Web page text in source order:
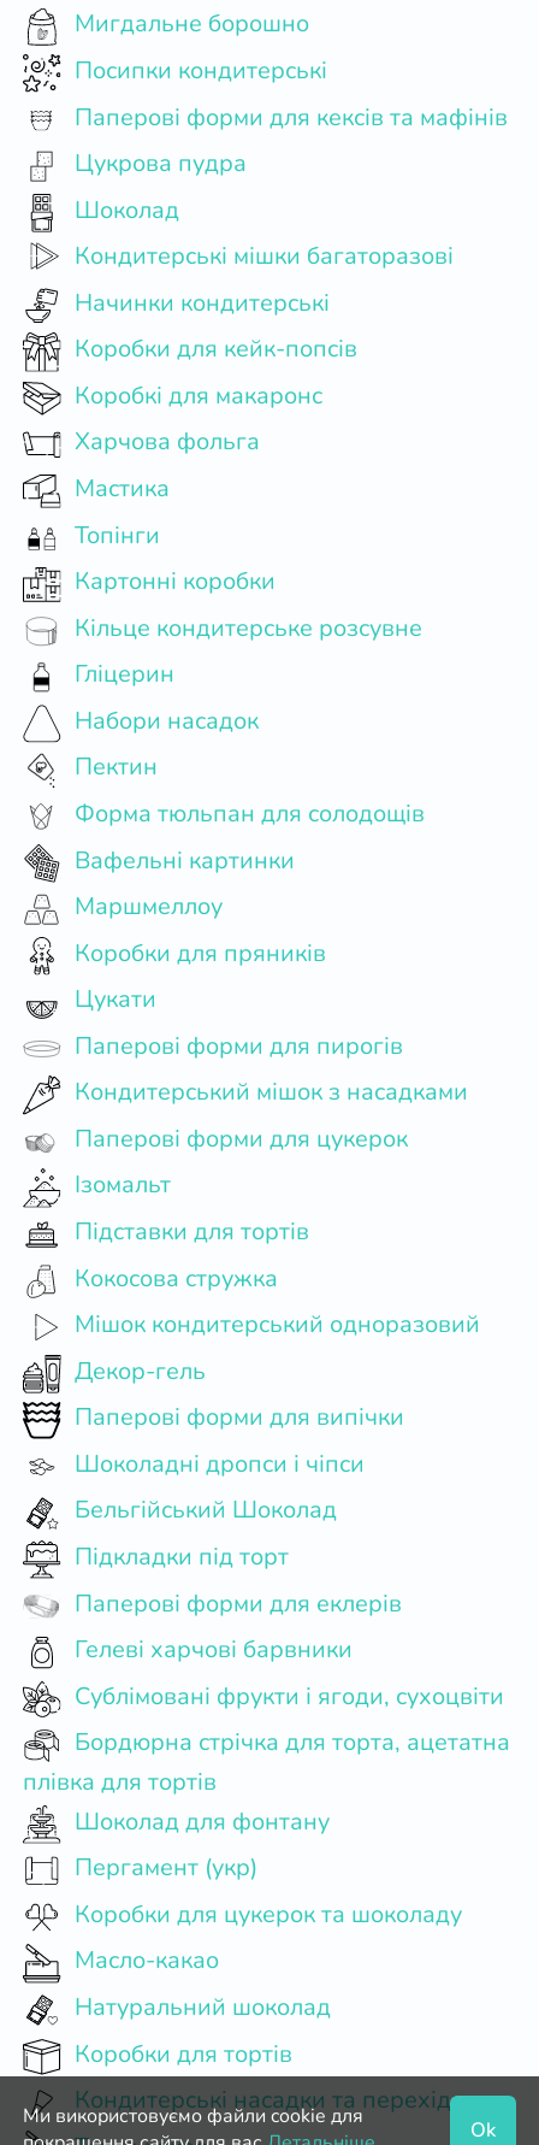
Мигдальне борошно
Посипки кондитерські
Паперові форми для кексів та мафінів
Цукрова пудра
Шоколад
Кондитерські мішки багаторазові
Начинки кондитерські
Коробки для кейк-попсів
Коробкі для макаронс
Харчова фольга
Мастика
Топінги
Картонні коробки
Кільце кондитерське розсувне
Гліцерин
Набори насадок
Пектин
Форма тюльпан для солодощів
Вафельні картинки
Маршмеллоу
Коробки для пряників
Цукати
Паперові форми для пирогів
Кондитерський мішок з насадками
Паперові форми для цукерок
Ізомальт
Підставки для тортів
Кокосова стружка
Мішок кондитерський одноразовий
Декор-гель
Паперові форми для випічки
Шоколадні дропси і чіпси
Бельгійський Шоколад
Підкладки під торт
Паперові форми для еклерів
Гелеві харчові барвники
Сублімовані фрукти і ягоди, сухоцвіти
плівка для тортів
Шоколад для фонтану
Пергамент (укр)
Коробки для цукерок та шоколаду
Масло-какао
Натуральний шоколад
Коробки для тортів
Кондитерські насадки та перехідники
Ми використовуємо файли cookie для
Ok